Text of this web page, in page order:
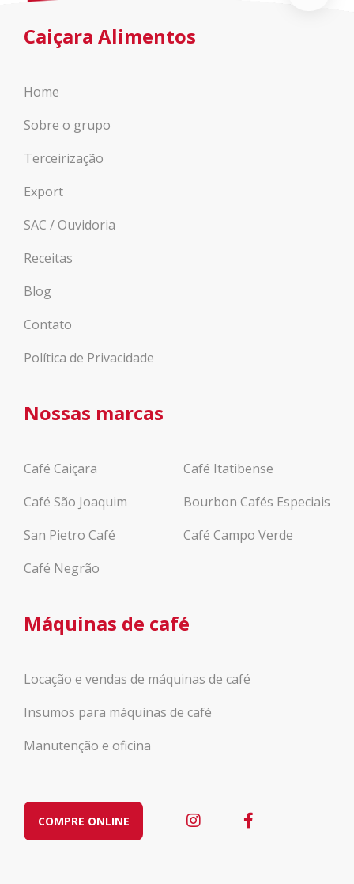
Caiçara Alimentos
Home
Sobre o grupo
Terceirização
Export
SAC / Ouvidoria
Receitas
Blog
Contato
Política de Privacidade
Nossas marcas
Café Caiçara
Café São Joaquim
San Pietro Café
Café Negrão
Café Itatibense
Bourbon Cafés Especiais
Café Campo Verde
Máquinas de café
Locação e vendas de máquinas de café
Insumos para máquinas de café
Manutenção e oficina
COMPRE ONLINE